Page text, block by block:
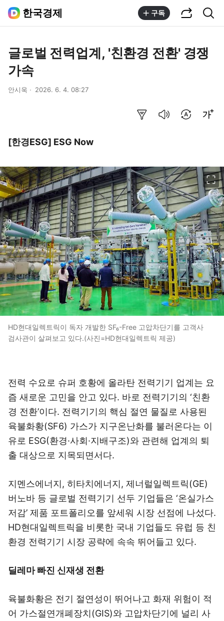
한국경제 구독
글로벌 전력업계, '친환경 전환' 경쟁
가속
안시욱 2026. 6. 4. 08:27
[한경ESG] ESG Now
HD현대일렉트릭이 독자 개발한 SF₆-Free 고압차단기를 고객사
검사관이 살펴보고 있다.(사진=HD현대일렉트릭 제공)
전력 수요로 슈퍼 호황에 올라탄 전력기기 업계는 요
즘 새로운 고민을 안고 있다. 바로 전력기기의 ‘친환
경 전환’이다. 전력기기의 핵심 절연 물질로 사용된
육불화황(SF6) 가스가 지구온난화를 불러온다는 이
유로 ESG(환경·사회·지배구조)와 관련해 업계의 퇴
출 대상으로 지목되면서다.
지멘스에너지, 히타치에너지, 제너럴일렉트릭(GE)
버노바 등 글로벌 전력기기 선두 기업들은 ‘온실가스
저감’ 제품 포트폴리오를 앞세워 시장 선점에 나섰다.
HD현대일렉트릭을 비롯한 국내 기업들도 유럽 등 친
환경 전력기기 시장 공략에 속속 뛰어들고 있다.
딜레마 빠진 신재생 전환
육불화황은 전기 절연성이 뛰어나고 화재 위험이 적
어 가스절연개폐장치(GIS)와 고압차단기에 널리 사